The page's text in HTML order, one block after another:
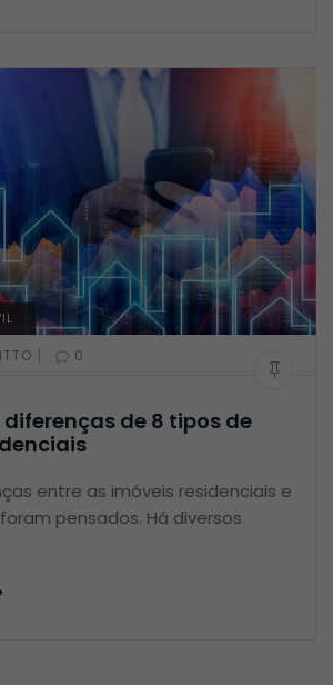
| 0
de 8 tipos de
entre as imóveis residenciais e
pensados. Há diversos